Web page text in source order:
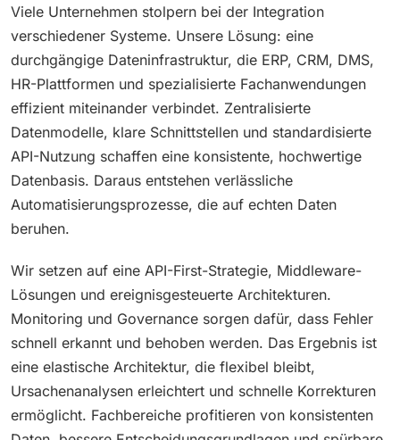
Viele Unternehmen stolpern bei der Integration
verschiedener Systeme. Unsere Lösung: eine
durchgängige Dateninfrastruktur, die ERP, CRM, DMS,
HR-Plattformen und spezialisierte Fachanwendungen
effizient miteinander verbindet. Zentralisierte
Datenmodelle, klare Schnittstellen und standardisierte
API-Nutzung schaffen eine konsistente, hochwertige
Datenbasis. Daraus entstehen verlässliche
Automatisierungsprozesse, die auf echten Daten
beruhen.
Wir setzen auf eine API-First-Strategie, Middleware-
Lösungen und ereignisgesteuerte Architekturen.
Monitoring und Governance sorgen dafür, dass Fehler
schnell erkannt und behoben werden. Das Ergebnis ist
eine elastische Architektur, die flexibel bleibt,
Ursachenanalysen erleichtert und schnelle Korrekturen
ermöglicht. Fachbereiche profitieren von konsistenten